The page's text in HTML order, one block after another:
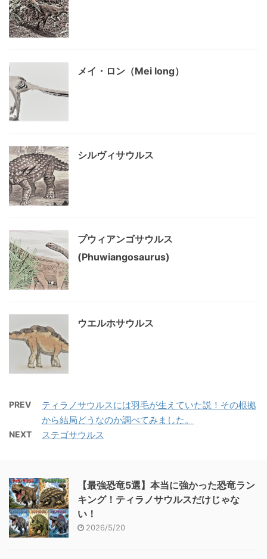
メイ・ロン（Mei long）
シルヴィサウルス
プウィアンゴサウルス
(Phuwiangosaurus)
ウエルホサウルス
PREV
ティラノサウルスには羽毛が生えていた説！その根拠
から結局どうなのか調べてみました。
NEXT ステゴサウルス
【最強恐竜5選】本当に強かった恐竜ラン
キング！ティラノサウルスだけじゃな
い！
2026/5/20